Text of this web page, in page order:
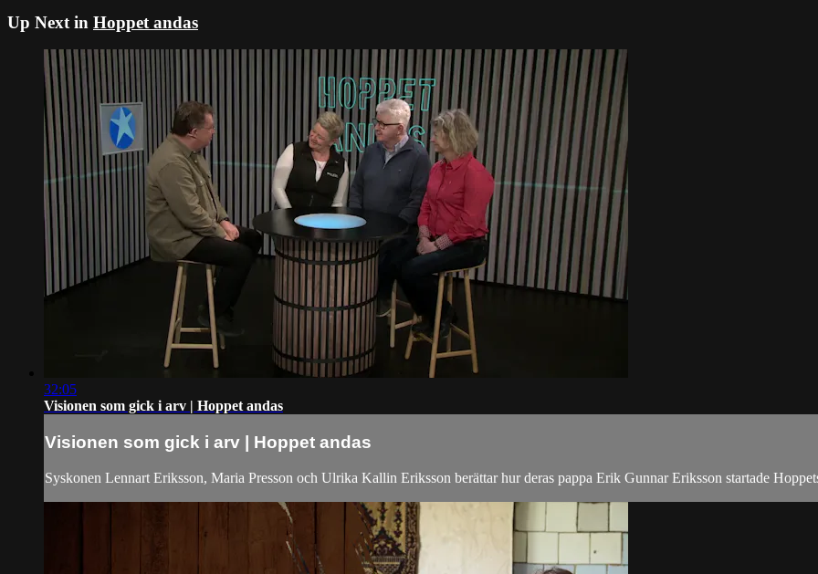
Up Next in Hoppet andas
32:05
Visionen som gick i arv | Hoppet andas
Visionen som gick i arv | Hoppet andas
Syskonen Lennart Eriksson, Maria Presson och Ulrika Kallin Eriksson berättar hur deras pappa Erik Gunnar Eriksson startade